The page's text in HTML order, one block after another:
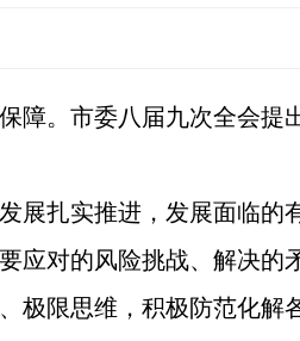
障。市委八届九次全会
展扎实推进，发展面临
应对的风险挑战、解决
极限思维，积极防范化